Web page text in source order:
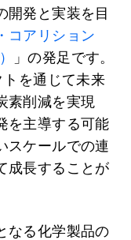
開発と実装を目
コアリション
」の発足です。
を通じて未来
素削減を実現
を主導する可能
スケールでの連
成長することが
なる化学製品の